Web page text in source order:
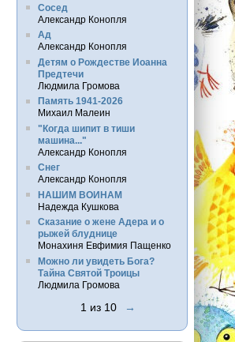
Сосед
Александр Конопля
Ад
Александр Конопля
Детям о Рождестве Иоанна
Предтечи
Людмила Громова
Память 1941-2026
Михаил Малеин
"Когда шипит в тиши
машина..."
Александр Конопля
Снег
Александр Конопля
НАШИМ ВОИНАМ
Надежда Кушкова
Сказание о жене Адера и о
рыжей блуднице
Монахиня Евфимия Пащенко
Можно ли увидеть Бога?
Тайна Святой Троицы
Людмила Громова
1 из 10 →